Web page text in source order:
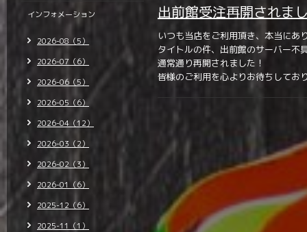
出前館受注再開されま
いつも当店をご利用頂き、本当にあ
タイトルの件、出前館のサーバー不
通常通り再開されました！
皆様のご利用を心よりお待ちしてお
インフォメーション
2026-08（5）
2026-07（6）
2026-06（5）
2026-05（6）
2026-04（12）
2026-03（2）
2026-02（3）
2026-01（6）
2025-12（6）
2025-11（1）